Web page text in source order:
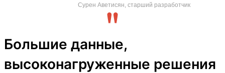
Сурен Аветисян, старший разработчик
Большие данные,
высоконагруженные решения